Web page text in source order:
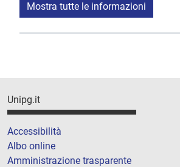
Mostra tutte le informazioni
Unipg.it
Accessibilità
Albo online
Amministrazione trasparente